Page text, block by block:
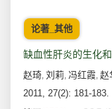
论著_其他
缺血性肝炎的生化
赵琦, 刘莉, 冯红霞, 赵
2011, 27(2): 181-183.